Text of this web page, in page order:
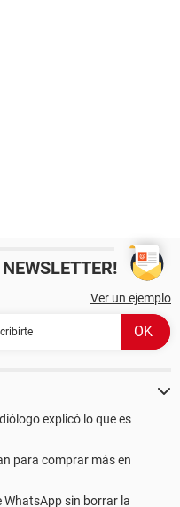
Ver un ejemplo
explicó lo que es
para comprar más en
WhatsApp sin borrar la